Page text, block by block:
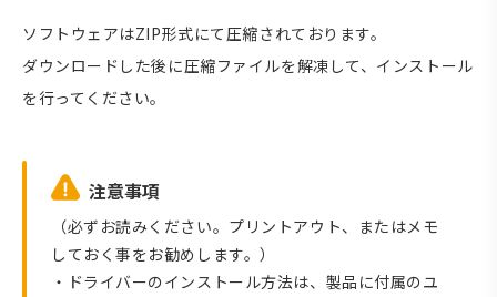
ソフトウェアはZIP形式にて圧縮されております。
ダウンロードした後に圧縮ファイルを解凍して、インストール
を行ってください。
注意事項
（必ずお読みください。プリントアウト、またはメモ
しておく事をお勧めします。）
・ドライバーのインストール方法は、製品に付属のユ